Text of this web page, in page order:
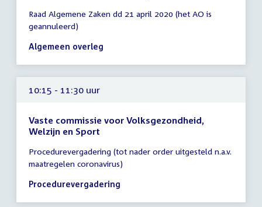
vergadering
10:00
-
uur
Raad Algemene Zaken dd 21 april 2020 (het AO is
geannuleerd)
Algemeen overleg
10:15 - 11:30 uur
Vaste commissie voor Volksgezondheid,
Welzijn en Sport
vergadering
10:15
-
uur
Procedurevergadering (tot nader order uitgesteld n.a.v.
maatregelen coronavirus)
Procedurevergadering